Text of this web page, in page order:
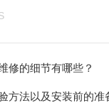
修的细节有哪些？
方法以及安装前的准